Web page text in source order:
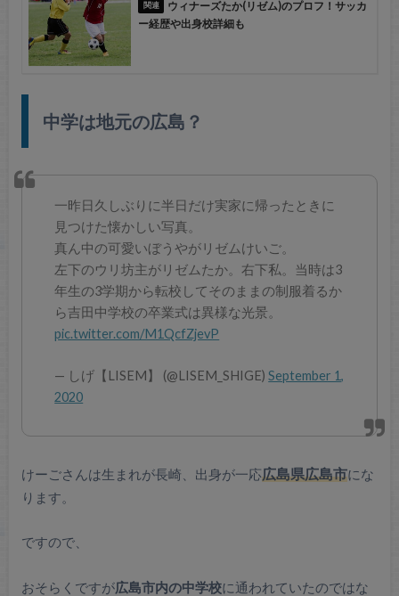
ウィナーズたか(リゼム)のプロフ！サッカ
ー経歴や出身校詳細も
中学は地元の広島？
一昨日久しぶりに半日だけ実家に帰ったときに
見つけた懐かしい写真。
真ん中の可愛いぼうやがリゼムけいご。
左下のウリ坊主がリゼムたか。右下私。当時は3
年生の3学期から転校してそのままの制服着るか
ら吉田中学校の卒業式は異様な光景。
pic.twitter.com/M1QcfZjevP
— しげ【LISEM】 (@LISEM_SHIGE)September 1,
2020
けーごさんは生まれが長崎、出身が一応広島県広島市にな
ります。
ですので、
おそらくですが広島市内の中学校に通われていたのではな